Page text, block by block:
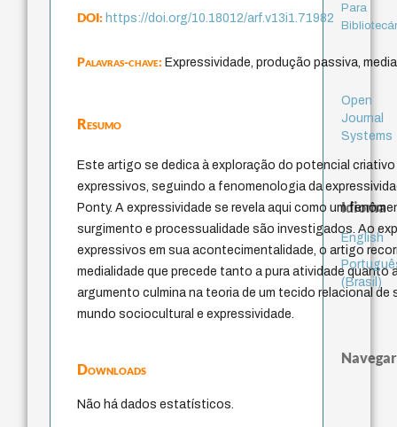
DOI:https://doi.org/10.18012/arf.v13i1.71982
Palavras-chave:Expressividade, produção passiva,
Resumo
Este artigo se dedica à exploração do potencial
expressivos, seguindo a fenomenologia da
Ponty. A expressividade se revela aqui como um
surgimento e processualidade são investigados. Ao
expressivos em sua acontecimentalidade, o artigo
medialidade que precede tanto a pura atividade quanto
argumento culmina na teoria de um tecido relacional de
mundo sociocultural e expressividade.
Downloads
Não há dados estatísticos.
Para
Open
Journal
Systems
Idioma
English
(Brasil)
Navegar